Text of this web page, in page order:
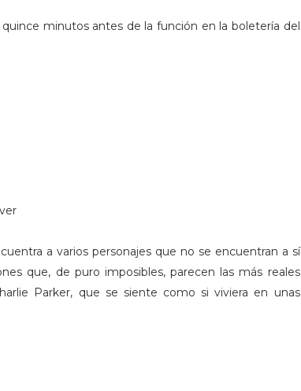
minutos antes de la función en la boletería del
a varios personajes que no se encuentran a sí
que, de puro imposibles, parecen las más reales
Parker, que se siente como si viviera en unas